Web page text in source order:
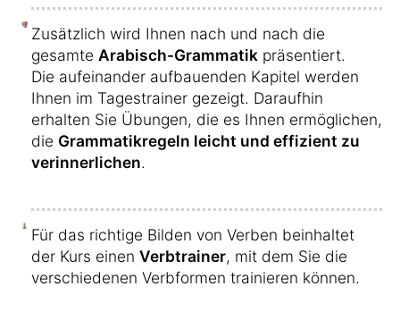
Zusätzlich wird Ihnen nach und nach die
gesamte Arabisch-Grammatik präsentiert.
Die aufeinander aufbauenden Kapitel werden
Ihnen im Tagestrainer gezeigt. Daraufhin
erhalten Sie Übungen, die es Ihnen ermöglichen,
die Grammatikregeln leicht und effizient zu
verinnerlichen.
Für das richtige Bilden von Verben beinhaltet
der Kurs einen Verbtrainer, mit dem Sie die
verschiedenen Verbformen trainieren können.